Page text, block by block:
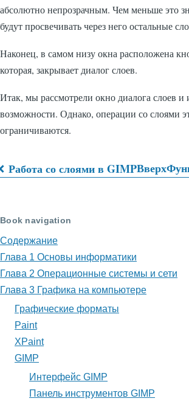
абсолютно непрозрачным. Чем меньше это
будут просвечивать через него остальные
Наконец, в самом низу окна расположена
которая, закрывает диалог слоев.
Итак, мы рассмотрели окно диалога слоев и
возможности. Однако, операции со слоями
ограничиваются.
Перекрёстные
книги
для
Основные
приемы
Работа со слоями в GIMPВверх
Book navigation
Содержание
Глава 1 Основы информатики
Глава 2 Операционные системы и сети
Глава 3 Графика на компьютере
Графические форматы
Paint
XPaint
GIMP
Интерфейс GIMP
Панель инструментов GIMP